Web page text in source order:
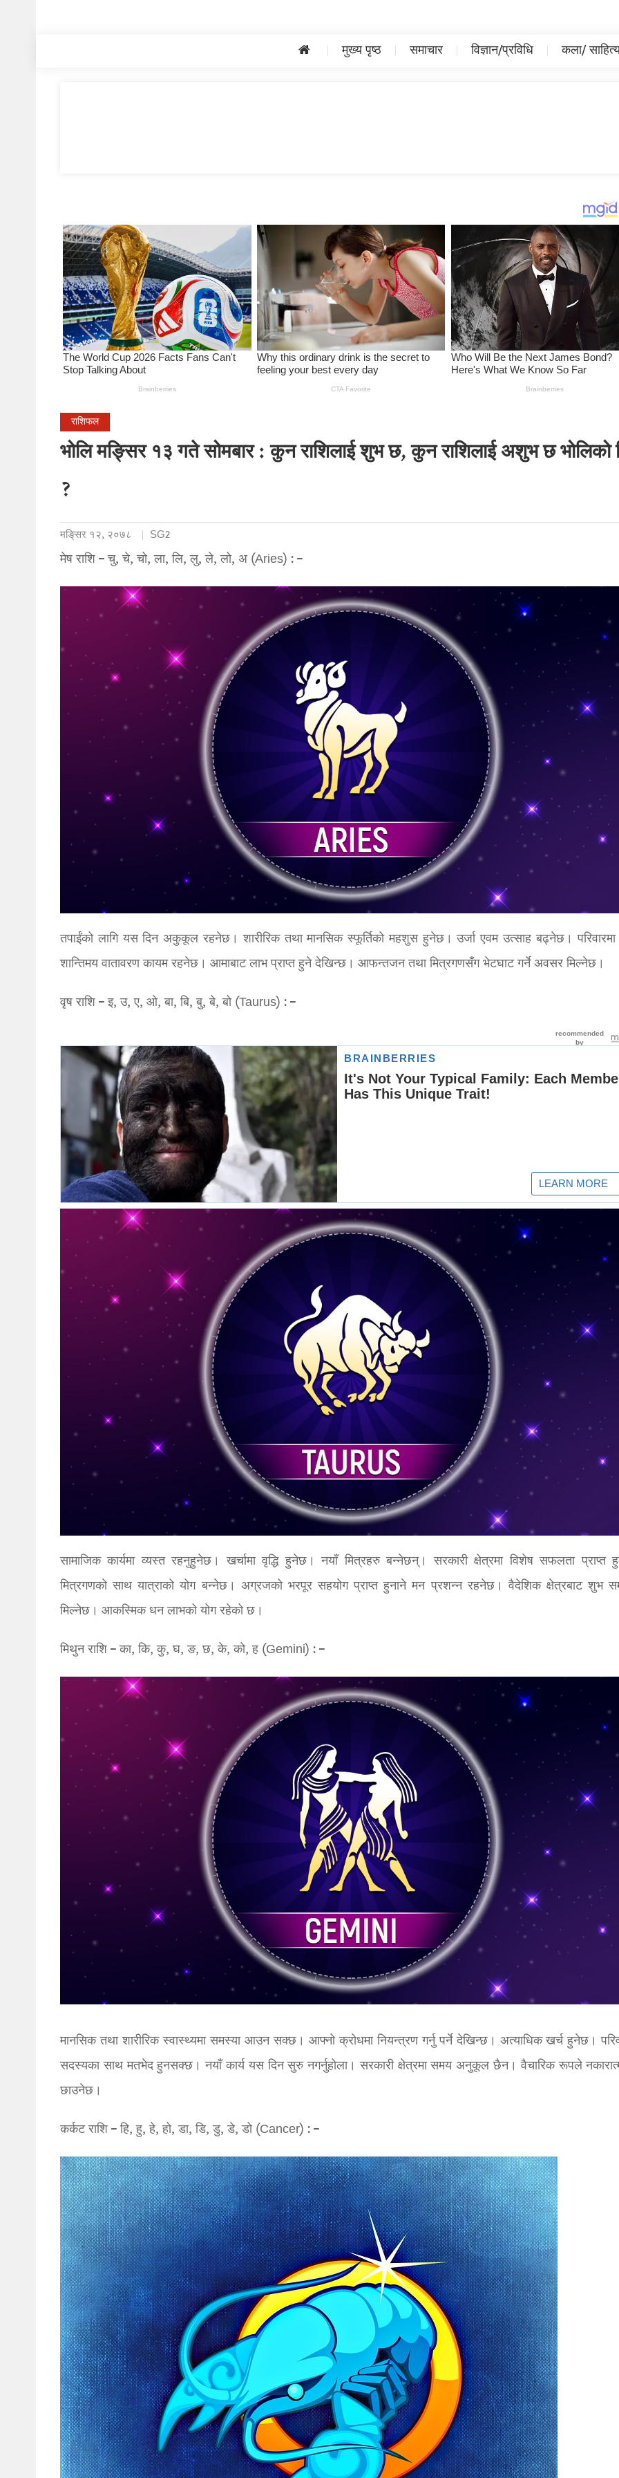
मुख्य पृष्ठ समाचार विज्ञान/प्रविधि कला/
राशिफल
भोलि मङ्सिर १३ गते सोमबार : कुन राशिलाई शुभ छ, कुन राशिलाई अशुभ छ भोलिको
?
मङि्सर १२, २०७८ SG2
मेष राशि – चु, चे, चो, ला, लि, लु, ले, लो, अ (Aries) : –
तपाईंको लागि यस दिन अकुकूल रहनेछ। शारीरिक तथा मानसिक स्फूर्तिको महशुस हुनेछ। उर्जा एवम उत्साह बढ्नेछ।
शान्तिमय वातावरण कायम रहनेछ। आमाबाट लाभ प्राप्त हुने देखिन्छ। आफन्तजन तथा मित्रगणसँग भेटघाट गर्ने अवसर मिल्नेछ।
वृष राशि – इ, उ, ए, ओ, बा, बि, बु, बे, बो (Taurus) : –
सामाजिक कार्यमा व्यस्त रहनुहुनेछ। खर्चामा वृद्धि हुनेछ। नयाँ मित्रहरु बन्नेछन्। सरकारी क्षेत्रमा विशेष सफलता प्राप्त
मित्रगणको साथ यात्राको योग बन्नेछ। अग्रजको भरपूर सहयोग प्राप्त हुनाने मन प्रशन्न रहनेछ। वैदेशिक क्षेत्रबाट शुभ
मिल्नेछ। आकस्मिक धन लाभको योग रहेको छ।
मिथुन राशि – का, कि, कु, घ, ङ, छ, के, को, ह (Gemini) : –
मानसिक तथा शारीरिक स्वास्थ्यमा समस्या आउन सक्छ। आफ्नो क्रोधमा नियन्त्रण गर्नु पर्ने देखिन्छ। अत्याधिक खर्च हुनेछ।
सदस्यका साथ मतभेद हुनसक्छ। नयाँ कार्य यस दिन सुरु नगर्नुहोला। सरकारी क्षेत्रमा समय अनुकूल छैन। वैचारिक रूपले
छाउनेछ।
कर्कट राशि – हि, हु, हे, हो, डा, डि, डु, डे, डो (Cancer) : –